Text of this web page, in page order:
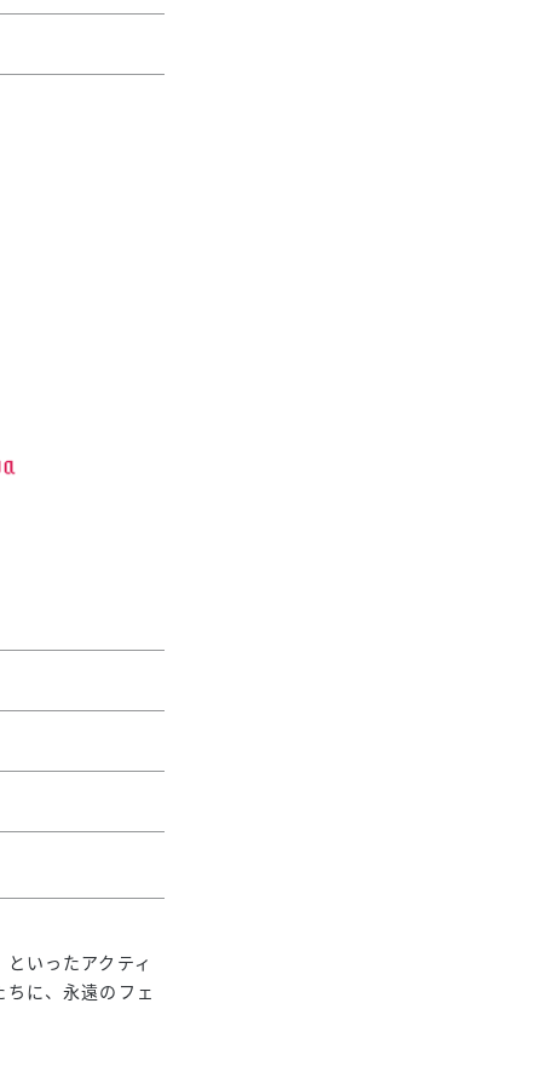
いったアクティ
に、永遠のフェ